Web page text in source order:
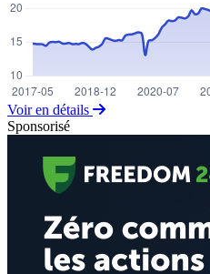
Voir en détails
Sponsorisé